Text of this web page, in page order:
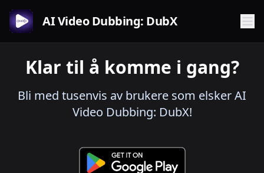
AI Video Dubbing: DubX
Klar til å komme i gang?
Bli med tusenvis av brukere som elsker AI
Video Dubbing: DubX!